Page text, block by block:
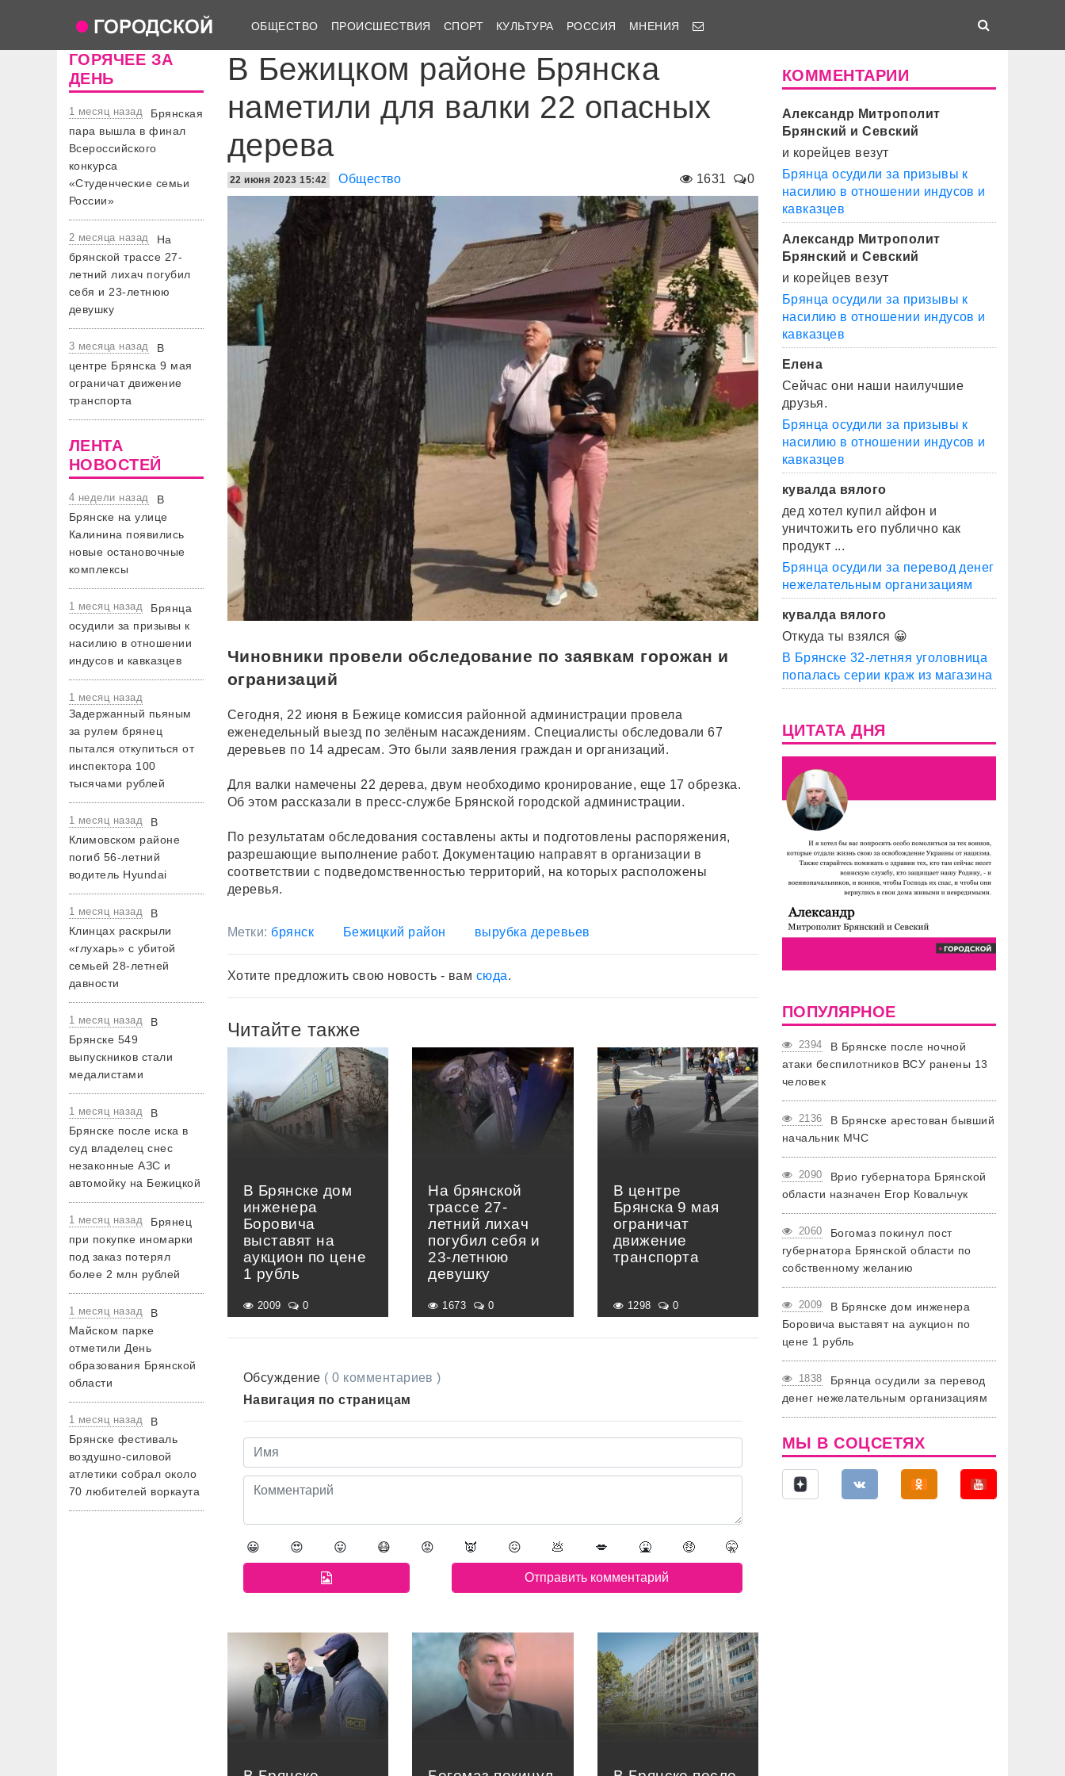
ОБЩЕСТВО ПРОИСШЕСТВИЯ СПОРТ КУЛЬТУРА РОССИЯ МНЕНИЯ
ГОРЯЧЕЕ ЗА
ДЕНЬ
1 месяц назад
Брянская
пара вышла в финал
Всероссийского
конкурса
«Студенческие семьи
России»
2 месяца назад
На
брянской трассе 27-
летний лихач погубил
себя и 23-летнюю
девушку
3 месяца назад
В
центре Брянска 9 мая
ограничат движение
транспорта
ЛЕНТА
НОВОСТЕЙ
4 недели назад
В
Брянске на улице
Калинина появились
новые остановочные
комплексы
1 месяц назад
Брянца
осудили за призывы к
насилию в отношении
индусов и кавказцев
1 месяц назад
Задержанный пьяным
за рулем брянец
пытался откупиться от
инспектора 100
тысячами рублей
1 месяц назад
В
Климовском районе
погиб 56-летний
водитель Hyundai
1 месяц назад
В
Клинцах раскрыли
«глухарь» с убитой
семьей 28-летней
давности
1 месяц назад
В
Брянске 549
выпускников стали
медалистами
1 месяц назад
В
Брянске после иска в
суд владелец снес
незаконные АЗС и
автомойку на Бежицкой
1 месяц назад
Брянец
при покупке иномарки
под заказ потерял
более 2 млн рублей
1 месяц назад
В
Майском парке
отметили День
образования Брянской
области
1 месяц назад
В
Брянске фестиваль
воздушно-силовой
атлетики собрал около
70 любителей воркаута
В Бежицком районе Брянска
наметили для валки 22 опасных
дерева
1631 0
22 июня 2023 15:42 Общество
Чиновники провели обследование по заявкам горожан и
огранизаций
Сегодня, 22 июня в Бежице комиссия районной администрации провела
еженедельный выезд по зелёным насаждениям. Специалисты обследовали 67
деревьев по 14 адресам. Это были заявления граждан и организаций.
Для валки намечены 22 дерева, двум необходимо кронирование, еще 17 обрезка.
Об этом рассказали в пресс-службе Брянской городской администрации.
По результатам обследования составлены акты и подготовлены распоряжения,
разрешающие выполнение работ. Документацию направят в организации в
соответствии с подведомственностью территорий, на которых расположены
деревья.
Метки: брянск Бежицкий район вырубка деревьев
Хотите предложить свою новость - вам сюда.
Читайте также
В Брянске дом
инженера
Боровича
выставят на
аукцион по цене
1 рубль
2009 0
На брянской
трассе 27-
летний лихач
погубил себя и
23-летнюю
девушку
1673 0
В центре
Брянска 9 мая
ограничат
движение
транспорта
1298 0
Обсуждение ( 0 комментариев )
Навигация по страницам
😀 😍 😛 😷 😡 👿 😖 💩 💋 🤮 🤑 🤫
КОММЕНТАРИИ
Александр Митрополит
Брянский и Севский
и корейцев везут
Брянца осудили за призывы к
насилию в отношении индусов и
кавказцев
Александр Митрополит
Брянский и Севский
и корейцев везут
Брянца осудили за призывы к
насилию в отношении индусов и
кавказцев
Елена
Сейчас они наши наилучшие
друзья.
Брянца осудили за призывы к
насилию в отношении индусов и
кавказцев
кувалда вялого
дед хотел купил айфон и
уничтожить его публично как
продукт ...
Брянца осудили за перевод денег
нежелательным организациям
кувалда вялого
Откуда ты взялся 😀
В Брянске 32-летняя уголовница
попалась серии краж из магазина
ЦИТАТА ДНЯ
ПОПУЛЯРНОЕ
2394
В Брянске после ночной
атаки беспилотников ВСУ ранены 13
человек
2136
В Брянске арестован бывший
начальник МЧС
2090
Врио губернатора Брянской
области назначен Егор Ковальчук
2060
Богомаз покинул пост
губернатора Брянской области по
собственному желанию
2009
В Брянске дом инженера
Боровича выставят на аукцион по
цене 1 рубль
1838
Брянца осудили за перевод
денег нежелательным организациям
МЫ В СОЦСЕТЯХ